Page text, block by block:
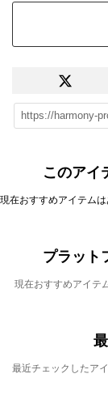
このアイ
現在おすすめアイテムは
プラット
現在おすすめアイテ
最近チェックしたア